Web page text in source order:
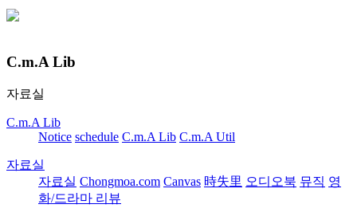
C.m.A Lib
자료실
C.m.A Lib
Notice schedule C.m.A Lib C.m.A Util
자료실
자료실 Chongmoa.com Canvas 時失里 오디오북 뮤직 영
화/드라마 리뷰